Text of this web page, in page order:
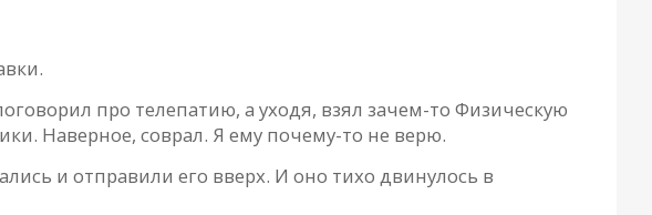
про телепатию, а уходя, взял зачем-то Физическую
Наверное, соврал. Я ему почему-то не верю.
и отправили его вверх. И оно тихо двинулось в